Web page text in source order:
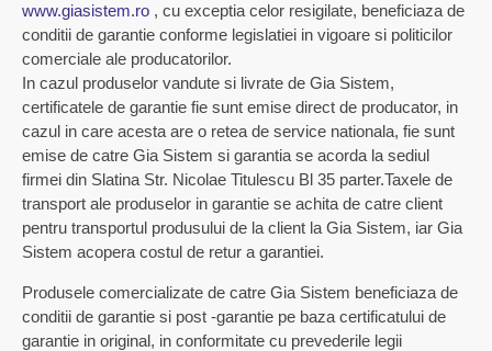
www.giasistem.ro , cu exceptia celor resigilate, beneficiaza de
conditii de garantie conforme legislatiei in vigoare si politicilor
comerciale ale producatorilor.
In cazul produselor vandute si livrate de Gia Sistem,
certificatele de garantie fie sunt emise direct de producator, in
cazul in care acesta are o retea de service nationala, fie sunt
emise de catre Gia Sistem si garantia se acorda la sediul
firmei din Slatina Str. Nicolae Titulescu Bl 35 parter.Taxele de
transport ale produselor in garantie se achita de catre client
pentru transportul produsului de la client la Gia Sistem, iar Gia
Sistem acopera costul de retur a garantiei.
Produsele comercializate de catre Gia Sistem beneficiaza de
conditii de garantie si post -garantie pe baza certificatului de
garantie in original, in conformitate cu prevederile legii